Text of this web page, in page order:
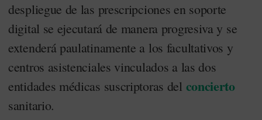
despliegue de las prescripciones en soporte
digital se ejecutará de manera progresiva y se
extenderá paulatinamente a los facultativos y
centros asistenciales vinculados a las dos
entidades médicas suscriptoras del concierto
sanitario.